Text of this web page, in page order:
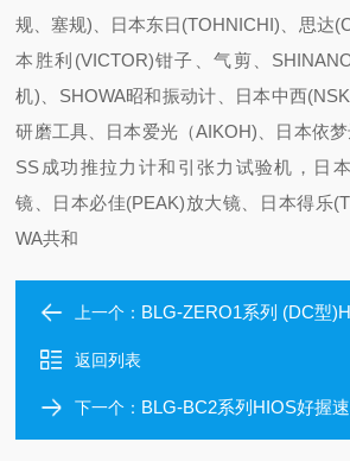
规、塞规)、日本东日(TOHNICHI)、思达
本胜利(VICTOR)钳子、气剪、
机)、SHOWA昭和振动计、日本中西
研磨工具、日本爱光（AIKOH)、日本依
SS成功推拉力计和引张力试验机，日
镜、日本必佳(PEAK)放大镜、日本得乐
WA共和
上一个： BLG-ZERO1系列 (DC型)HIOS好握速BLG-
返回列表
下一个： BLG-BC2系列HIOS好握速BLG-